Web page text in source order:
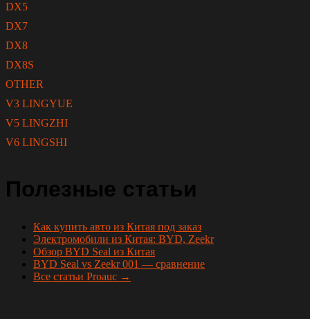
DX5
DX7
DX8
DX8S
OTHER
V3 LINGYUE
V5 LINGZHI
V6 LINGSHI
Полезные статьи
Как купить авто из Китая под заказ
Электромобили из Китая: BYD, Zeekr
Обзор BYD Seal из Китая
BYD Seal vs Zeekr 001 — сравнение
Все статьи Proauc →